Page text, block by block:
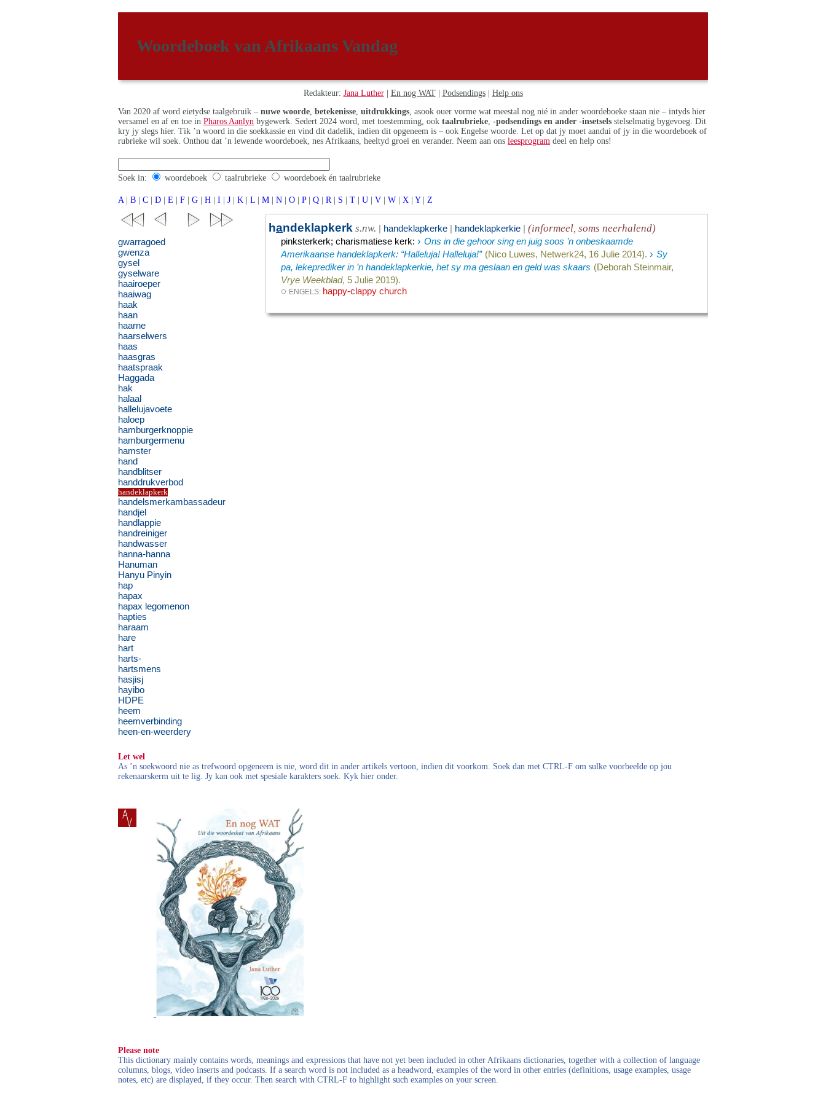
Woordeboek van Afrikaans Vandag
Redakteur: Jana Luther| En nog WAT| Podsendings| Help ons
Van 2020 af word eietydse taalgebruik – nuwe woorde betekenisse uitdrukkings , asook ouer vorme wat meestal nog nié in ander woordeboeke staan nie – intyds hier
versamel en af en toe in Pharos Aanlyn bygewerk. Sedert 2024 word, met toestemming, ook taalrubrieke -podsendings en ander -insetsels stelselmatig bygevoeg. Dit
kry jy slegs hier. Tik ’n woord in die soekkassie en vind dit dadelik, indien dit opgeneem is – ook Engelse woorde. Let op dat jy moet aandui of jy in die woordeboek of
rubrieke wil soek. Onthou dat ’n lewende woordeboek, nes Afrikaans, heeltyd groei en verander. Neem aan ons leesprogram deel en help ons!
Soek in: woordeboek taalrubrieke woordeboek én taalrubrieke
A | B | C | D | E | F | G | H | I | J | K | L | M | N | O | P | Q | R | S | T | U | V | W | X | Y | Z
handeklapkerk s.nw. | handeklapkerke | handeklapkerkie | (informeel, soms neerhalend)
pinksterkerk;charismatiese kerk:› Ons in die gehoor sing en juig soos ’n onbeskaamde
Amerikaanse handeklapkerk: “Halleluja! Halleluja!” (Nico Luwes, Netwerk24, 16 Julie 2014). › Sy
pa, lekeprediker in ’n handeklapkerkie, het sy ma geslaan en geld was skaars (Deborah Steinmair,
Vrye Weekblad, 5 Julie 2019).
◌ ENGELS: happy-clappy church
gwarragoed
gwenza
gysel
gyselware
haairoeper
haaiwag
haak
haan
haarne
haarselwers
haas
haasgras
haatspraak
Haggada
hak
halaal
hallelujavoete
haloep
hamburgerknoppie
hamburgermenu
hamster
hand
handblitser
handdrukverbod
handeklapkerk
handelsmerkambassadeur
handjel
handlappie
handreiniger
handwasser
hanna-hanna
Hanuman
Hanyu Pinyin
hap
hapax
hapax legomenon
hapties
haraam
hare
hart
harts-
hartsmens
hasjisj
hayibo
HDPE
heem
heemverbinding
heen-en-weerdery
Let wel
As ’n soekwoord nie as trefwoord opgeneem is nie, word dit in ander artikels vertoon, indien dit voorkom. Soek dan met CTRL-F om sulke voorbeelde op jou
rekenaarskerm uit te lig. Jy kan ook met spesiale karakters soek. Kyk hier onder.
Please note
This dictionary mainly contains words, meanings and expressions that have not yet been included in other Afrikaans dictionaries, together with a collection of language
columns, blogs, video inserts and podcasts. If a search word is not included as a headword, examples of the word in other entries (definitions, usage examples, usage
notes, etc) are displayed, if they occur. Then search with CTRL-F to highlight such examples on your screen.